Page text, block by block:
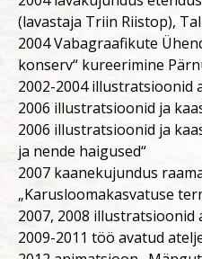
(lavastaja Triin Riistop),
2004 Vabagraafikute
konserv“ kureerimine
2002-2004 illustratsioonid
2006 illustratsioonid ja
2006 illustratsioonid ja
ja nende haigused“
2007 kaanekujundus
„Karusloomakasvatuse
2007, 2008 illustratsioonid
2009-2011 töö avatud